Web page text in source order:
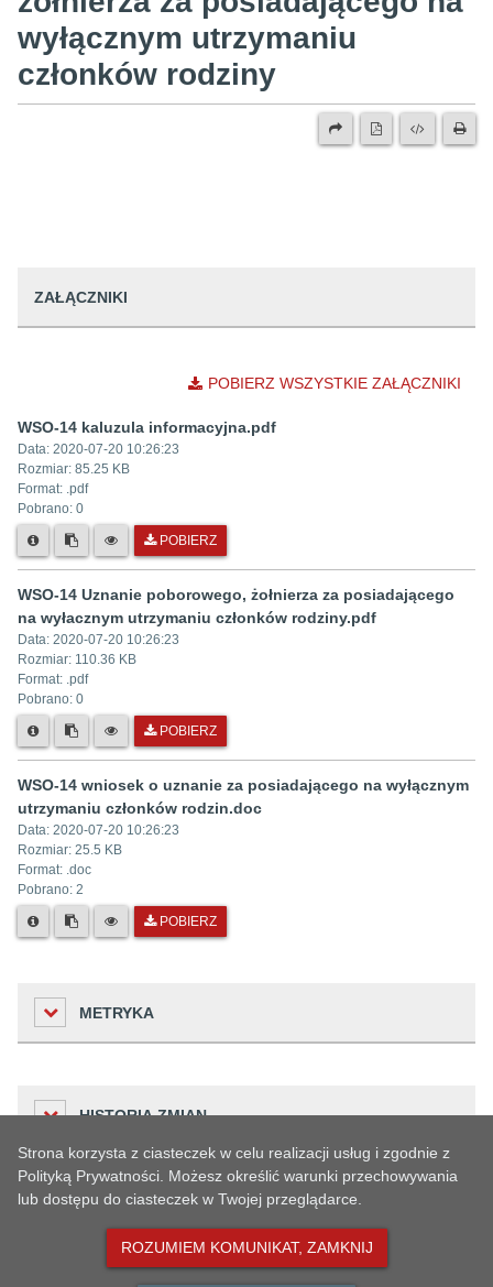
wyłącznym utrzymaniu
członków rodziny
ZAŁĄCZNIKI
POBIERZ WSZYSTKIE ZAŁĄCZNIKI
WSO-14 kaluzula informacyjna.pdf
Data: 2020-07-20 10:26:23
Rozmiar: 85.25 KB
Format: .pdf
Pobrano: 0
POBIERZ
WSO-14 Uznanie poborowego, żołnierza za posiadającego
na wyłacznym utrzymaniu członków rodziny.pdf
Data: 2020-07-20 10:26:23
Rozmiar: 110.36 KB
Format: .pdf
Pobrano: 0
POBIERZ
WSO-14 wniosek o uznanie za posiadającego na wyłącznym
utrzymaniu członków rodzin.doc
Data: 2020-07-20 10:26:23
Rozmiar: 25.5 KB
Format: .doc
Pobrano: 2
POBIERZ
METRYKA
Liczba odwiedzin
272
Podmiot udostępniający informację
Urząd Miejski w Oławie
Małgorzata Popowicz
Osoba odpowiedzialna
HISTORIA ZMIAN
Dane osoby
Małgorzata
Archiwizacja artykułu
Strona korzysta z ciasteczek w celu realizacji usług i zgodnie z
Polityką Prywatności. Możesz określić warunki przechowywania
lub dostępu do ciasteczek w Twojej przeglądarce.
ROZUMIEM KOMUNIKAT, ZAMKNIJ